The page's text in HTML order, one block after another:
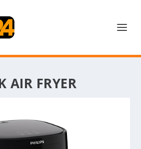
AIR FRYER